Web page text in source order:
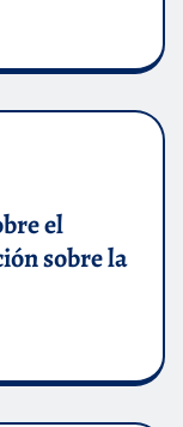
el
sobre la